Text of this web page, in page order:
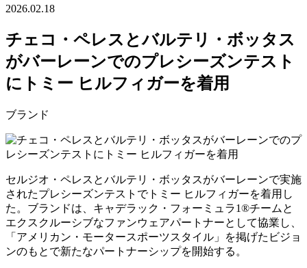
2026.02.18
チェコ・ペレスとバルテリ・ボッタス
がバーレーンでのプレシーズンテスト
にトミー ヒルフィガーを着用
ブランド
セルジオ・ペレスとバルテリ・ボッタスがバーレーンで実施
されたプレシーズンテストでトミー ヒルフィガーを着用し
た。ブランドは、キャデラック・フォーミュラ1®チームと
エクスクルーシブなファンウェアパートナーとして協業し、
「アメリカン・モータースポーツスタイル」を掲げたビジョ
ンのもとで新たなパートナーシップを開始する。